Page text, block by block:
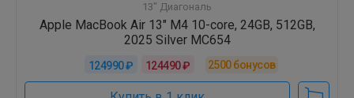
13" Диагональ
Apple MacBook Air 13" M4 10-core, 24GB, 512GB,
2025 Silver MC654
124990 ₽ 124490 ₽ 2500бонусов